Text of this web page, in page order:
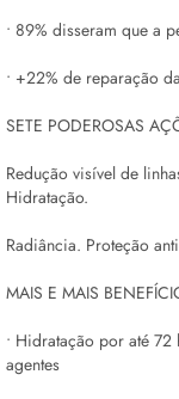
• 89% disseram que a
• +22% de reparação
SETE PODEROSAS
Redução visível de
Hidratação.
Radiância. Proteção
MAIS E MAIS
• Hidratação por até
agentes